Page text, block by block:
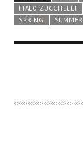
ITALO ZUCCHELLI
SPRING
SUMMER